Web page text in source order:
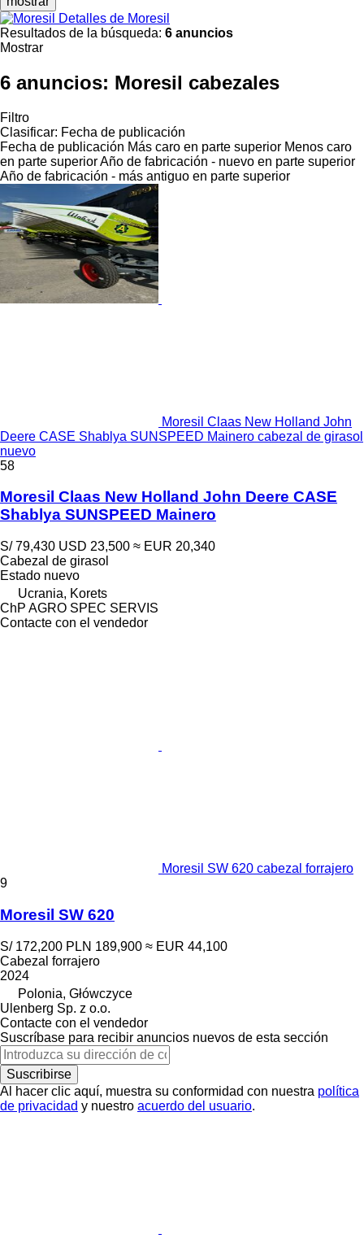
Detalles de Moresil
Resultados de la búsqueda: 6 anuncios
Mostrar
6 anuncios: Moresil cabezales
Filtro
Clasificar: Fecha de publicación
Fecha de publicación Más caro en parte superior Menos caro
en parte superiorAño de fabricación - nuevo en parte superior
Año de fabricación - más antiguo en parte superior
Moresil Claas New Holland John
Deere CASE Shablya SUNSPEED Mainero cabezal de girasol
nuevo
58
Moresil Claas New Holland John Deere CASE
Shablya SUNSPEED Mainero
S/ 79,430 USD 23,500 ≈ EUR 20,340
Cabezal de girasol
Estado nuevo
Ucrania, Korets
ChP AGRO SPEC SERVIS
Contacte con el vendedor
Moresil SW 620 cabezal forrajero
9
Moresil SW 620
S/ 172,200 PLN 189,900 ≈ EUR 44,100
Cabezal forrajero
2024
Polonia, Główczyce
Ulenberg Sp. z o.o.
Contacte con el vendedor
Suscríbase para recibir anuncios nuevos de esta sección
Suscribirse
Al hacer clic aquí, muestra su conformidad con nuestra política
de privacidad y nuestro acuerdo del usuario.